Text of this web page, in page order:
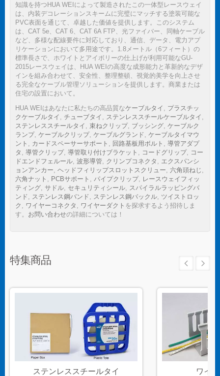
知識を持つHUA WEIによって製造されたこの一体型レースウェイ
は、内装デコレーションスキームに完璧にマッチする塗装可能な
PVC表面を通じて、卓越した価値を提供します。このシステム
は、CAT 5e、CAT 6、CAT 6A FTP、光ファイバー、同軸ケーブル
など、多様な配線要件に対応しており、通信、データ、電力アプ
リケーションにおいて多用途です。1.8メートル（6フィート）の
標準長さで、ホワイトとアイボリーの仕上げが利用可能なGU-
2015レースウェイは、HUA WEIの高度な成形能力と革新的なデザ
インを組み合わせて、安全性、整理整頓、視覚的美学を向上させ
る完全なケーブル管理ソリューションを提供します。商業または
住宅の設置において。
HUA WEIはあなたに私たちの高品質なケーブルタイ
プラスチッ
クケーブルタイ
チューブタイ ステンレススチールケーブルタイ
ステンレススチールタイ
束ねクリップ, ブッシング ケーブルク
ランプ, ケーブルクリップ, ケーブルグランド
ケーブルタイマウ
ント
カードスペーサーサポート 回路基板用ボルト
導管アダプ
タ
導管クリップ, 導管取り付けブラケット コードグリップ, コー
ドエンドフェルール 波形導管 クリンプコネクタ
エクスパンシ
ョンアンカー ヘッドフィリップスロットスクリュー 六角頭ねじ
六角ナット
PCBサポート パイプクリップ, レースウェイフィッ
ティング サドル セキュリティシール
スパイラルラッピングバ
ンド
ステンレス鋼バンド ステンレス鋼バックル ツイストロッ
ク
ワイヤーコネクタ ワイヤーダクト を探求するよう招待しま
す。 お問い合わせの詳細については！
特集商品
ステンレススチールタイ ワイ